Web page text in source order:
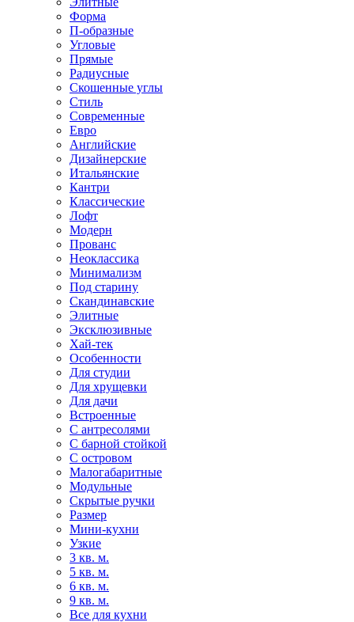
Форма
П-образные
Угловые
Прямые
Радиусные
Скошенные углы
Стиль
Современные
Евро
Английские
Дизайнерские
Итальянские
Кантри
Классические
Лофт
Модерн
Прованс
Неоклассика
Минимализм
Под старину
Скандинавские
Элитные
Эксклюзивные
Хай-тек
Особенности
Для студии
Для хрущевки
Для дачи
Встроенные
С антресолями
С барной стойкой
С островом
Малогабаритные
Модульные
Скрытые ручки
Размер
Мини-кухни
Узкие
3 кв. м.
5 кв. м.
6 кв. м.
9 кв. м.
Все для кухни